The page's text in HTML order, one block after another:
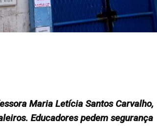
Maria Letícia Santos Carvalho,
Educadores pedem segurança